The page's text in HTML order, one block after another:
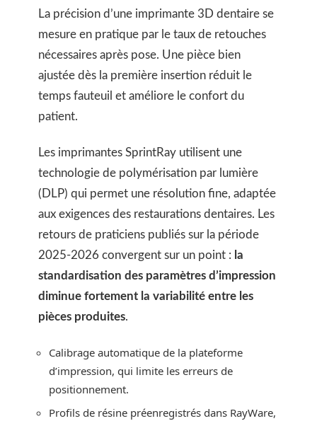
La précision d’une imprimante 3D dentaire se
mesure en pratique par le taux de retouches
nécessaires après pose. Une pièce bien
ajustée dès la première insertion réduit le
temps fauteuil et améliore le confort du
patient.
Les imprimantes SprintRay utilisent une
technologie de polymérisation par lumière
(DLP) qui permet une résolution fine, adaptée
aux exigences des restaurations dentaires. Les
retours de praticiens publiés sur la période
2025-2026 convergent sur un point : la
standardisation des paramètres d’impression
diminue fortement la variabilité entre les
pièces produites.
Calibrage automatique de la plateforme
d’impression, qui limite les erreurs de
positionnement.
Profils de résine préenregistrés dans RayWare,